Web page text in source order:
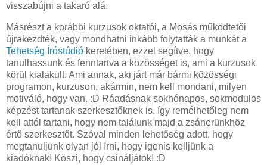
visszabújni a takaró alá.
Másrészt a korábbi kurzusok oktatói, a Mosás működtetői
újrakezdték, vagy mondhatni inkább folytatták a munkát a
Tehetség Íróstúdió keretében, ezzel segítve, hogy
tanulhassunk és fenntartva a közösséget is, ami a kurzusok
körül kialakult. Ami annak, aki járt már bármi közösségi
programon, kurzuson, akármin, nem kell mondani, milyen
motiváló, hogy van. :D Ráadásnak sokhónapos, sokmodulos
képzést tartanak szerkesztőknek is, így remélhetőleg nem
kell attól tartani, hogy nem találunk majd a zsánerünkhöz
értő szerkesztőt. Szóval minden lehetőség adott, hogy
megtanuljunk olyan jól írni, hogy igenis kelljünk a
kiadóknak! Köszi, hogy csináljátok! :D